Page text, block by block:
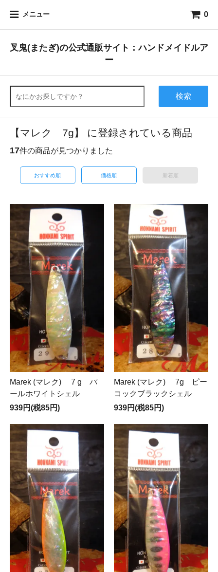
メニュー 0
叉鬼(またぎ)の公式通販サイト：ハンドメイドルア
ー
検索
【マレク 7g】 に登録されている商品
17件の商品が見つかりました
おすすめ順 価格順 新着順
Marek (マレク) 7 g パ
ールホワイトシェル
939円(税85円)
Marek (マレク) 7g ピー
コックブラックシェル
939円(税85円)